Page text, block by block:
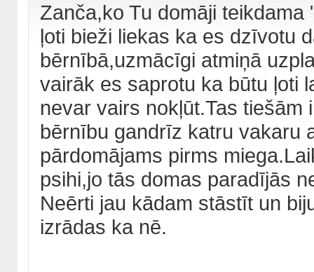
Zanča,ko Tu domāji
ļoti bieži liekas ka es dzīvotu
bērnībā,uzmācīgi atmiņā
vairāk es saprotu ka būtu ļoti
nevar vairs nokļūt.Tas
bērnību gandrīz katru vakaru
pārdomājams pirms
psihi,jo tās domas paradījās
Neērti jau kādam stāstīt un
izrādas ka nē.